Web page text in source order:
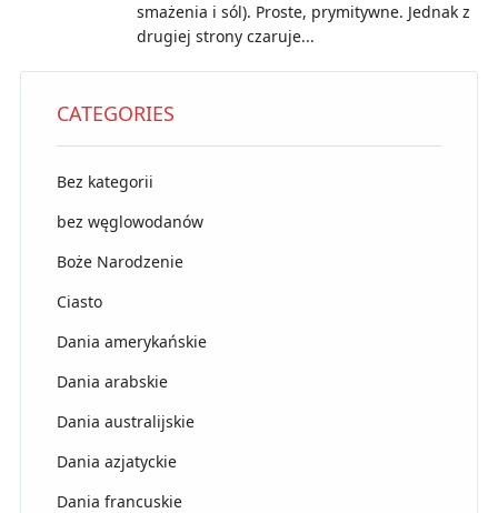
smażenia i sól). Proste, prymitywne. Jednak z
drugiej strony czaruje...
CATEGORIES
Bez kategorii
bez węglowodanów
Boże Narodzenie
Ciasto
Dania amerykańskie
Dania arabskie
Dania australijskie
Dania azjatyckie
Dania francuskie